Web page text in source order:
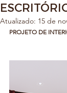
Atualizado: 15 de
PROJETO DE